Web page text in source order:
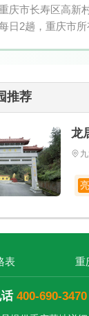
庆市长寿区高新
日2趟，重庆市
推荐
龙
表 重
400-690-3470